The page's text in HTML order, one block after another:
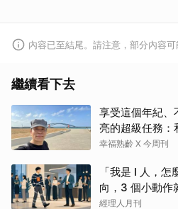
內容已至結尾。請注意，部分內容可
繼續看下去
享受這個年紀、
亮的超級任務：
憶
幸福熟齡 X 今周刊
「我是 I 人，
向，3 個小動作
經理人月刊